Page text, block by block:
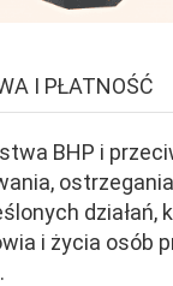
I PŁATNOŚĆ
BHP i
działań,
i życia osób